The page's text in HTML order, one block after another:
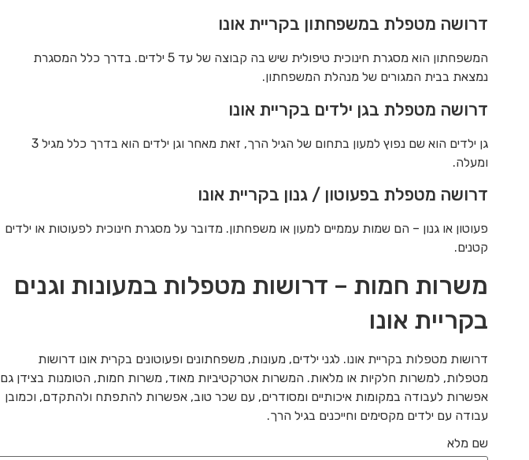
דרושה מטפלת במשפחתון בקריית אונו
המשפחתון הוא מסגרת חינוכית טיפולית שיש בה קבוצה של עד 5 ילדים. בדרך כלל המסגרת
נמצאת בבית המגורים של מנהלת המשפחתון.
דרושה מטפלת בגן ילדים בקריית אונו
גן ילדים הוא שם נפוץ למעון בתחום של הגיל הרך, זאת מאחר וגן ילדים הוא בדרך כלל מגיל 3
ומעלה.
דרושה מטפלת בפעוטון / גנון בקריית אונו
פעוטון או גנון – הם שמות עממיים למעון או משפחתון. מדובר על מסגרת חינוכית לפעוטות או ילדים
קטנים.
משרות חמות – דרושות מטפלות במעונות וגנים
בקריית אונו
דרושות מטפלות בקריית אונו. לגני ילדים, מעונות, משפחתונים ופעוטונים בקרית אונו דרושות
מטפלות, למשרות חלקיות או מלאות. המשרות אטרקטיביות מאוד, משרות חמות, הטומנות בצידן גם
אפשרות לעבודה במקומות איכותיים ומסודרים, עם שכר טוב, אפשרות להתפתח ולהתקדם, וכמובן
עבודה עם ילדים מקסימים וחייכנים בגיל הרך.
שם מלא